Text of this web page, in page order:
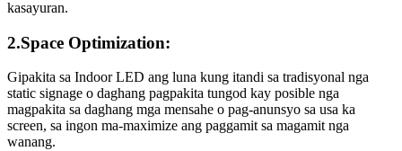
kasayuran.
2.Space Optimization:
Gipakita sa Indoor LED ang luna kung itandi sa tradisyonal nga
static signage o daghang pagpakita tungod kay posible nga
magpakita sa daghang mga mensahe o pag-anunsyo sa usa ka
screen, sa ingon ma-maximize ang paggamit sa magamit nga
wanang.